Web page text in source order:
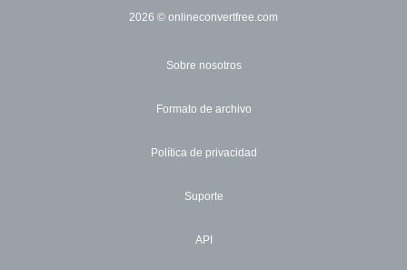
2026 © onlineconvertfree.com
Sobre nosotros
Formato de archivo
Política de privacidad
Suporte
API